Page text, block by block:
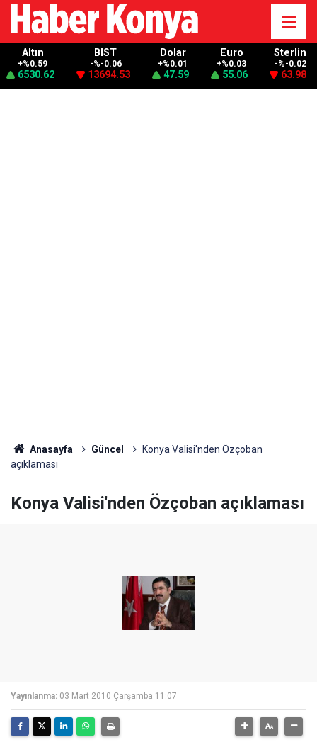
Altın
+%0.59
6530.62
BIST
-%-0.06
13694.53
Dolar
+%0.01
47.59
Euro
+%0.03
55.06
Sterlin
-%-0.02
63.98
Anasayfa Güncel
Konya Valisi'nden Özçoban
açıklaması
Konya Valisi'nden Özçoban açıklaması
Yayınlanma: 03 Mart 2010 Çarşamba 11:07